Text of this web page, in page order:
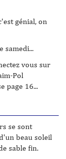
génial, on
samedi...
vous sur
Pol
page 16...
se sont
beau soleil
sable fin.